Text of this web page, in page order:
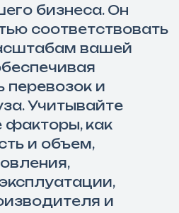
бизнеса. Он
соответствовать
вашей
и
Учитывайте
факторы, как
и объем,
и